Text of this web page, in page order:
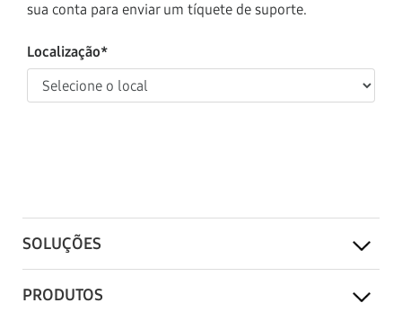
sua conta para enviar um tíquete de suporte.
Localização*
SOLUÇÕES
PRODUTOS